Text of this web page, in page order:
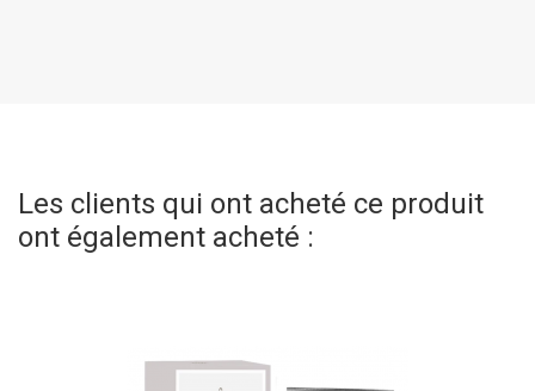
Les clients qui ont acheté ce produit
ont également acheté :